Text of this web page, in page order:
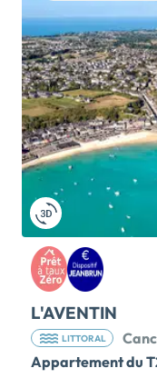
L'AVENTIN
LITTORAL
Appartement du